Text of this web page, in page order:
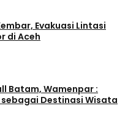
Evakuasi Lintasi
di Aceh
Batam, Wamenpar :
Destinasi Wisata